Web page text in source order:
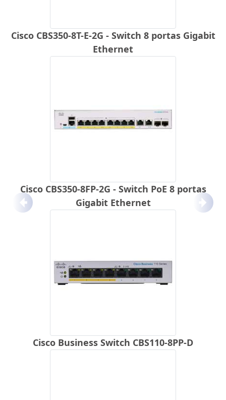
Cisco CBS350-8T-E-2G - Switch 8 portas Gigabit
Ethernet
Cisco CBS350-8FP-2G - Switch PoE 8 portas
Gigabit Ethernet
Cisco Business Switch CBS110-8PP-D
Anterior